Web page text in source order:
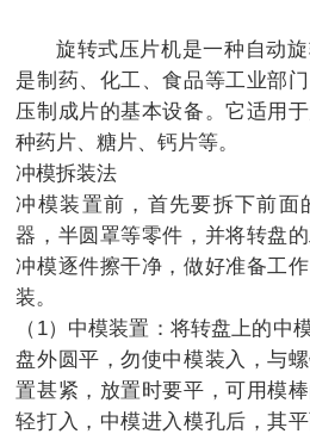
旋转式压片机是一种自动
是制药、化工、食品等工业部
压制成片的基本设备。它适用
种药片、糖片、钙片等。
冲模拆装法
冲模装置前，首先要拆下前面
器，半圆罩等零件，并将转盘
冲模逐件擦干净，做好准备工
装。
（1）中模装置：将转盘上的中
盘外圆平，勿使中模装入，与
置甚紧，放置时要平，可用模
轻打入，中模进入模孔后，其